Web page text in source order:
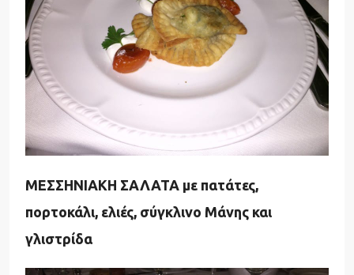
ΜΕΣΣΗΝΙΑΚΗ ΣΑΛΑΤΑ με πατάτες,
πορτοκάλι, ελιές, σύγκλινο Μάνης και
γλιστρίδα